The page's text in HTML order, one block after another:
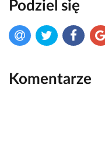
Podziel się
Komentarze